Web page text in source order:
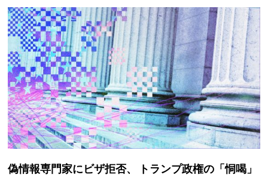
偽情報専門家にビザ拒否、
トランプ政権の「恫喝」